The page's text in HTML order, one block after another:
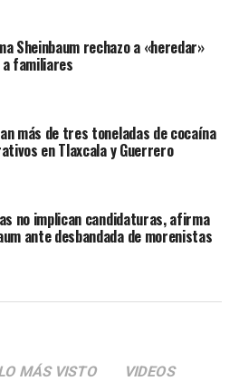
realizó mi
tomamos
de los
October 1,
que en el Ministerio
60 y 70 preguntas a Aguirre
de los 30 detenidos por la
de Ayotzinapa ninguno
Sheinbaum rechazo a «heredar»
familiares
más de tres toneladas de cocaína
en Tlaxcala y Guerrero
no implican candidaturas, afirma
ante desbandada de morenistas
MÁS VISTO VIDEOS